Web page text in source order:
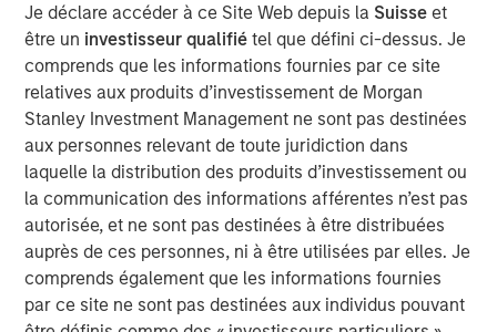
Je déclare accéder à ce Site Web depuis la Suisse et
être un investisseur qualifiétel que défini ci-dessus. Je
comprends que les informations fournies par ce site
relatives aux produits d’investissement de Morgan
Stanley Investment Management ne sont pas destinées
aux personnes relevant de toute juridiction dans
laquelle la distribution des produits d’investissement ou
la communication des informations afférentes n’est pas
autorisée, et ne sont pas destinées à être distribuées
auprès de ces personnes, ni à être utilisées par elles. Je
comprends également que les informations fournies
par ce site ne sont pas destinées aux individus pouvant
experience encompasses a broad array of asset classes,
geographic regions and investment themes across all
phases of the real estate cycle.
Idées liées
ALTS IN FOCUS
Real Estate 2026 Midyear Outlook
ARTICLE